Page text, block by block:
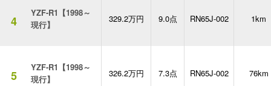
4
YZF-R1【1998～
現行】
329.2万円 9.0点 RN65J-002 1km
5
YZF-R1【1998～
現行】
326.2万円 7.3点 RN65J-002 76km